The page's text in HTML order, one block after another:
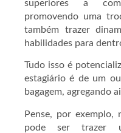
superiores a
promovendo uma
também trazer
habilidades para
Tudo isso é
estagiário é de um
bagagem, agregando
Pense, por
pode ser trazer